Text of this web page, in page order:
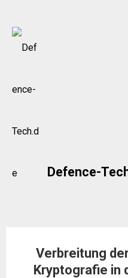
Skip
Defence-
Verbreitung
Kryptografie in